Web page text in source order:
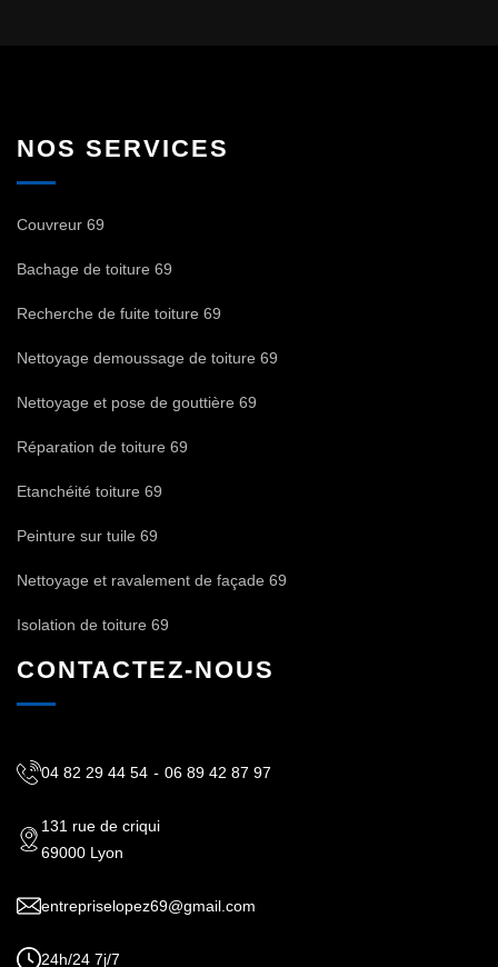
NOS SERVICES
Couvreur 69
Bachage de toiture 69
Recherche de fuite toiture 69
Nettoyage demoussage de toiture 69
Nettoyage et pose de gouttière 69
Réparation de toiture 69
Etanchéité toiture 69
Peinture sur tuile 69
Nettoyage et ravalement de façade 69
Isolation de toiture 69
CONTACTEZ-NOUS
04 82 29 44 54 - 06 89 42 87 97
131 rue de criqui
69000 Lyon
entrepriselopez69@gmail.com
24h/24 7j/7